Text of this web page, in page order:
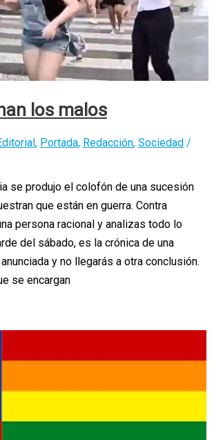
los malos
, Portada, Redacción, Sociedad /
se produjo el colofón de una sucesión
que están en guerra. Contra
persona racional y analizas todo lo
del sábado, es la crónica de una
y no llegarás a otra conclusión.
se encargan